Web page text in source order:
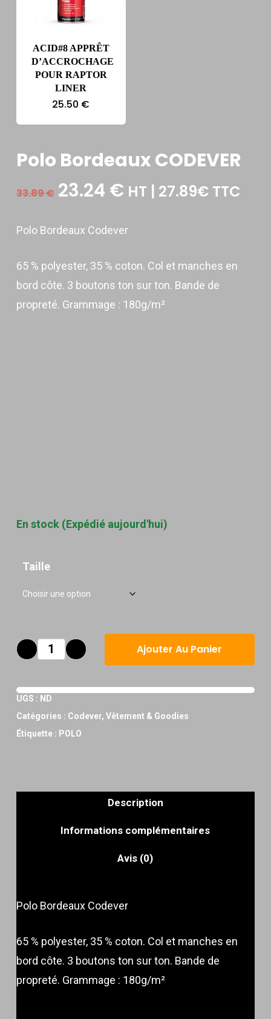
ACID#8 APPRÊT
D’ACCROCHAGE
POUR RAPTOR
LINER
25.50 €
Polo Bordeaux CODEVER
33.89€ Le
initial
était :
23.24 €Le
est :
HT | 27.89€ TTC
Polo Bordeaux Codever
65 % polyester, 35 % coton. Col et manches en
bord côte. 3 boutons ton sur ton. Bande de
propreté. Grammage : 180g/m²
En stock (Expédié aujourd'hui)
Taille
Ajouter Au Panier
UGS : ND
Catégories : Codever, Vêtement & Goodies
Étiquette : POLO
Description
Informations complémentaires
Avis (0)
Polo Bordeaux Codever
65 % polyester, 35 % coton. Col et manches en
bord côte. 3 boutons ton sur ton. Bande de
propreté. Grammage : 180g/m²